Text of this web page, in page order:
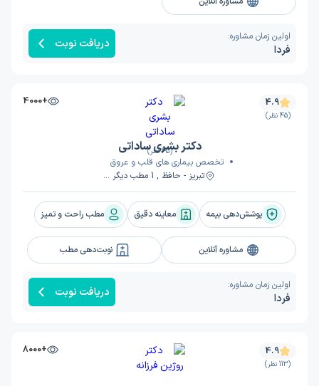
اولین زمان مشاوره:
فردا دریافت نوبت
(45 نظر)
+4000 4.9
(45 نظر)
دکتر بشری ساداتی
تخصص بیماری های قلب و عروق
تبریز - حافظ , 1 مطب دیگر ...
پوشش‌دهی بیمه معاینه دقیق مطب راحت و تمیز
مشاوره آنلاین نوبت‌دهی مطب
اولین زمان مشاوره:
فردا دریافت نوبت
+8000 4.9
(113 نظر)